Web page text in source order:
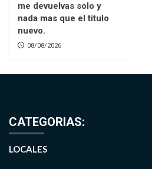
me devuelvas solo y
nada mas que el titulo
nuevo.
08/08/2026
CATEGORIAS:
LOCALES